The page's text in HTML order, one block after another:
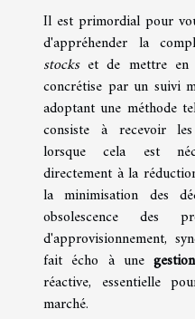
Il est primordial pour
d'appréhender la
stockset de mettre en
concrétise par un suivi
adoptant une méthode
consiste à recevoir les
lorsque cela est
directement à la
la minimisation des
obsolescence des
d'approvisionnement,
fait écho à une
réactive, essentielle
marché.